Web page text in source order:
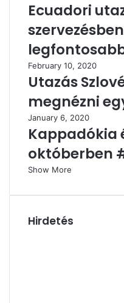
Ecuadori
February 10, 2020
Utazás
megnézni
January 6, 2020
Kappadókia
októberben
Show More
Hirdetés